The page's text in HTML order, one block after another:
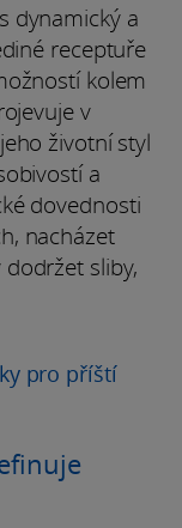
dynamický a
receptuře
kolem
v
životní styl
a
dovednosti
nacházet
sliby,
pro příští